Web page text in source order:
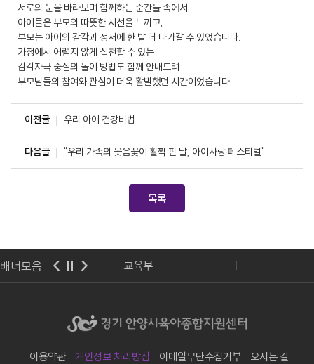
서로의 눈을 바라보며 함께하는 순간들 속에서
아이들은 부모의 따뜻한 시선을 느끼고,
부모는 아이의 감각과 정서에 한 발 더 다가갈 수 있었습니다.
가정에서 어렵지 않게 실천할 수 있는
감각자극 중심의 놀이 방법도 함께 안내드려
부모님들의 참여와 관심이 더욱 활발했던 시간이었습니다.
이전글 우리 아이 건강비법
다음글 "우리 가족의 웃음꽃이 활짝 핀 날, 아이사랑 페스티벌"
목록
배너모음교육부 경기도교육청
이용약관 개인정보 처리방침 이메일무단수집거부 오시는 길